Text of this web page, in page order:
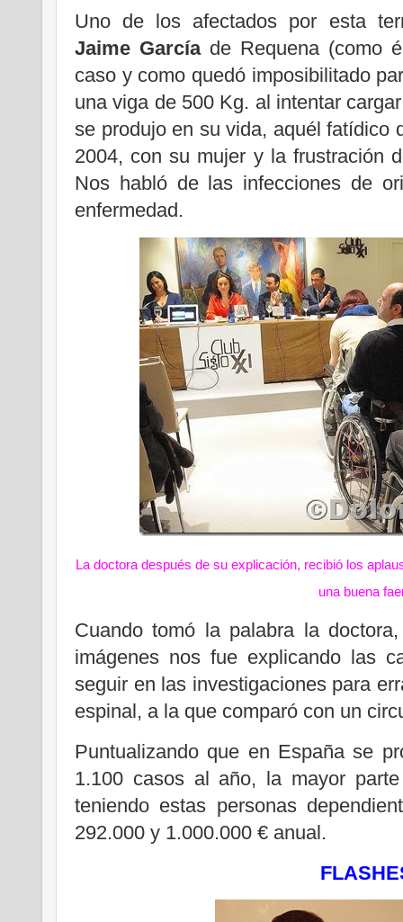
Uno de los afectados por esta
Jaime García de Requena (como
caso y como quedó imposibilitado
una viga de 500 Kg. al intentar
se produjo en su vida, aquél fatídico
2004, con su mujer y la frustración
Nos habló de las infecciones de
enfermedad.
La doctora después de su explicación, recibió los
una buena
Cuando tomó la palabra la
imágenes nos fue explicando las
seguir en las investigaciones para
espinal, a la que comparó con un
Puntualizando que en España se
1.100 casos al año, la mayor
teniendo estas personas
292.000 y 1.000.000 € anual.